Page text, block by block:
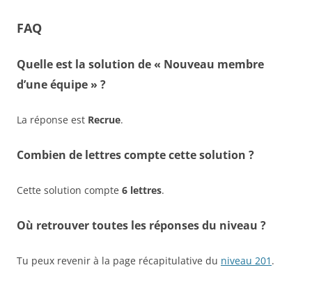
FAQ
Quelle est la solution de « Nouveau membre
d’une équipe » ?
La réponse est Recrue.
Combien de lettres compte cette solution ?
Cette solution compte 6 lettres.
Où retrouver toutes les réponses du niveau ?
Tu peux revenir à la page récapitulative du niveau 201 .